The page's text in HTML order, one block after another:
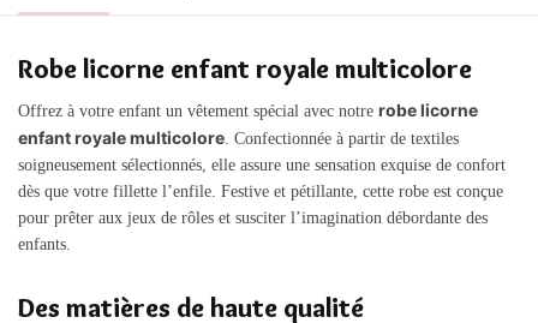
Robe licorne enfant royale multicolore
Offrez à votre enfant un vêtement spécial avec notre robe licorne
enfant royale multicolore. Confectionnée à partir de textiles
soigneusement sélectionnés, elle assure une sensation exquise de confort
dès que votre fillette l’enfile. Festive et pétillante, cette robe est conçue
pour prêter aux jeux de rôles et susciter l’imagination débordante des
enfants.
Des matières de haute qualité